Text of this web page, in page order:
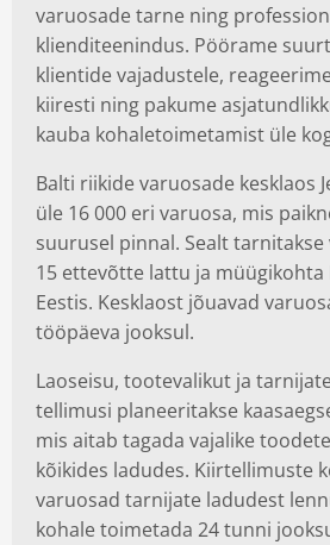
varuosade tarne ning
klienditeenindus. Pöörame
klientide vajadustele,
kiiresti ning pakume
kauba kohaletoimetamist üle
Balti riikide varuosade kesklaos
üle 16 000 eri varuosa, mis
suurusel pinnal. Sealt tarnitakse
15 ettevõtte lattu ja müügikohta
Eestis. Kesklaost jõuavad
tööpäeva jooksul.
Laoseisu, tootevalikut ja
tellimusi planeeritakse
mis aitab tagada vajalike
kõikides ladudes. Kiirtellimuste
varuosad tarnijate ladudest
kohale toimetada 24 tunni